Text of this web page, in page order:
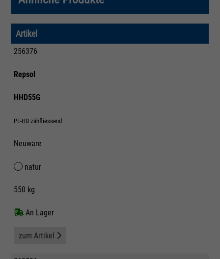
Artikel
256376
Repsol
HHD55G
PE-HD zähfliessend
Neuware
natur
550 kg
An Lager
zum Artikel